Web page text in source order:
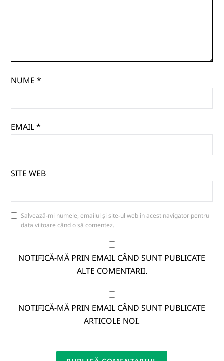
NUME*
EMAIL*
SITE WEB
Salvează-mi numele, emailul și site-ul web în acest navigator pentru
data viitoare când o să comentez.
NOTIFICĂ-MĂ PRIN EMAIL CÂND SUNT PUBLICATE
ALTE COMENTARII.
NOTIFICĂ-MĂ PRIN EMAIL CÂND SUNT PUBLICATE
ARTICOLE NOI.